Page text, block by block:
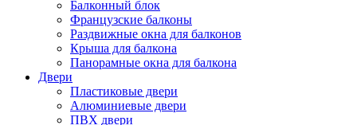
Балконный блок
Французские балконы
Раздвижные окна для балконов
Крыша для балкона
Панорамные окна для балкона
Двери
Пластиковые двери
Алюминиевые двери
ПВХ двери